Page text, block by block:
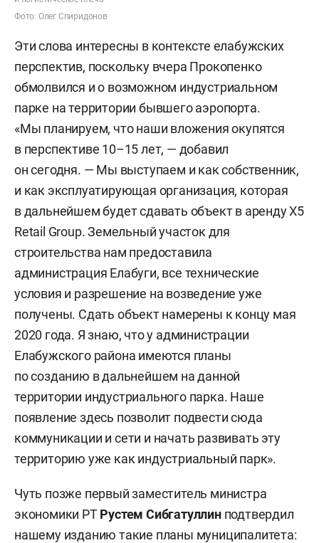
Фото: Олег Спиридонов
Эти слова интересны в контексте елабужских
перспектив, поскольку вчера Прокопенко
обмолвился и о возможном индустриальном
парке на территории бывшего аэропорта.
«Мы планируем, что наши вложения окупятся
в перспективе 10–15 лет, — добавил
он сегодня. — Мы выступаем и как собственник,
и как эксплуатирующая организация, которая
в дальнейшем будет сдавать объект в аренду X5
Retail Group. Земельный участок для
строительства нам предоставила
администрация Елабуги, все технические
условия и разрешение на возведение уже
получены. Сдать объект намерены к концу мая
2020 года. Я знаю, что у администрации
Елабужского района имеются планы
по созданию в дальнейшем на данной
территории индустриального парка. Наше
появление здесь позволит подвести сюда
коммуникации и сети и начать развивать эту
территорию уже как индустриальный парк».
Чуть позже первый заместитель министра
экономики РТРустем Сибгатуллин подтвердил
нашему изданию такие планы муниципалитета: